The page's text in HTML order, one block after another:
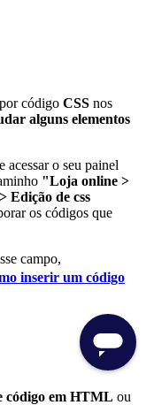
código CSS nos
alguns elementos
acessar o seu painel
"Loja online >
Edição de css
os códigos que
campo,
inserir um código
código em HTML ou